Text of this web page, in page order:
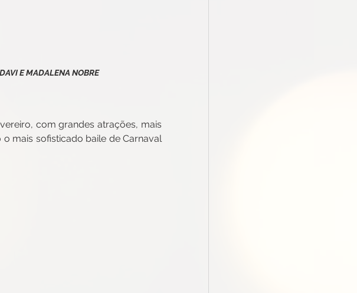
E MADALENA NOBRE
com grandes atrações, mais
mais sofisticado baile de Carnaval